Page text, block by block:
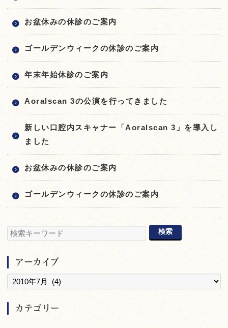
お盆休みの休診のご案内
ゴールデンウィークの休診のご案内
年末年始休診のご案内
Aoralscan 3の公演を行ってきました
新しい口腔内スキャナー「Aoralscan 3」を導入し
ました
お盆休みの休診のご案内
ゴールデンウィークの休診のご案内
アーカイブ
カテゴリー